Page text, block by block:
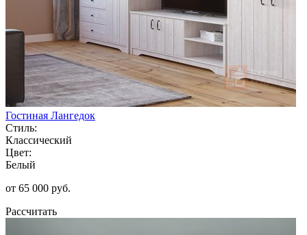
Гостиная Лангедок
Стиль:
Классический
Цвет:
Белый
от 65 000 руб.
Рассчитать